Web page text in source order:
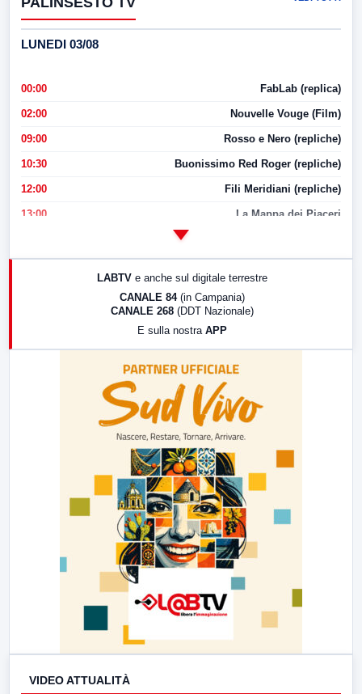
LUNEDI 03/08
00:00 FabLab (replica)
02:00 Nouvelle Vouge (Film)
09:00 Rosso e Nero (repliche)
10:30 Buonissimo Red Roger (repliche)
12:00 Fili Meridiani (repliche)
13:00 La Mappa dei Piaceri
LABTV e anche sul digitale terrestre
CANALE 84 (in Campania)
CANALE 268 (DDT Nazionale)
E sulla nostra APP
VIDEO ATTUALITÀ